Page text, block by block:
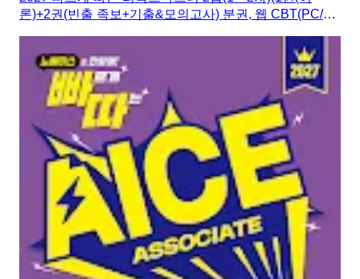
론)+2권(빈출 족보+기출&모의고사) 분권, 웹 CBT(PC/모